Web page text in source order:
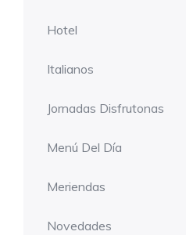
Hotel
Italianos
Jornadas Disfrutonas
Menú Del Día
Meriendas
Novedades